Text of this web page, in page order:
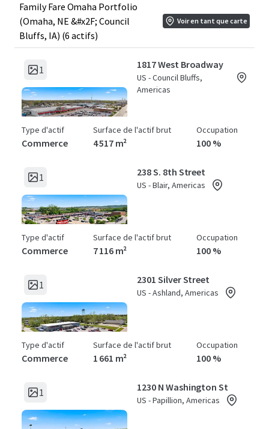
Family Fare Omaha Portfolio
(Omaha, NE &#x2F; Council
Bluffs, IA) (6 actifs)
Voir en tant que carte
1 1817 West Broadway
US - Council Bluffs,
Americas
Type d'actif
Commerce
Surface de l'actif brut
4 517 m²
Occupation
100 %
1 238 S. 8th Street
US - Blair, Americas
Type d'actif
Commerce
Surface de l'actif brut
7 116 m²
Occupation
100 %
1 2301 Silver Street
US - Ashland, Americas
Type d'actif
Commerce
Surface de l'actif brut
1 661 m²
Occupation
100 %
1 1230 N Washington St
US - Papillion, Americas